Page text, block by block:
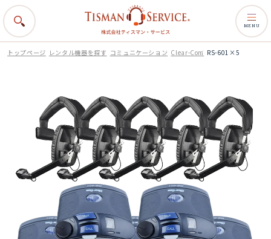
MENU
トップページ レンタル機器を探す コミュニケーション Clear-Com RS-601×5